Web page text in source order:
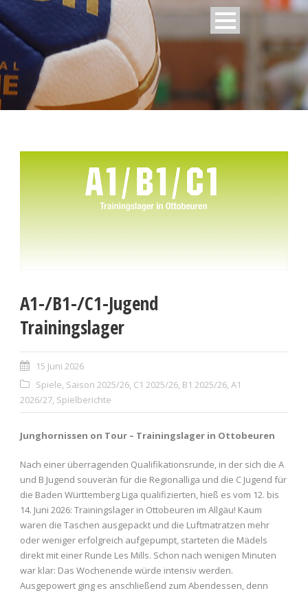
A1-/B1-/C1-Jugend
Trainingslager
15 Juni 2026
Spiele, Saison 2025/26, C1 2025/26, B1 2025/26, A1
2026/27, Spielberichte
Junghornissen on Tour – Trainingslager in Ottobeuren
Nach einer überragenden Qualifikationsrunde, in der sich die A
und B Jugend souverän für die Regionalliga und die C Jugend für
die Baden Württemberg Liga qualifizierten, hieß es vom 12. bis
14. Juni 2026: Trainingslager in Ottobeuren im Allgäu! Kaum
waren die Taschen ausgepackt und die Luftmatratzen mehr
oder weniger erfolgreich aufgepumpt, starteten die Mädels
direkt mit einer Runde Les Mills. Schon nach wenigen Minuten
war klar: Das Wochenende würde intensiv werden.
Ausgepowert ging es anschließend zum Abendessen, denn